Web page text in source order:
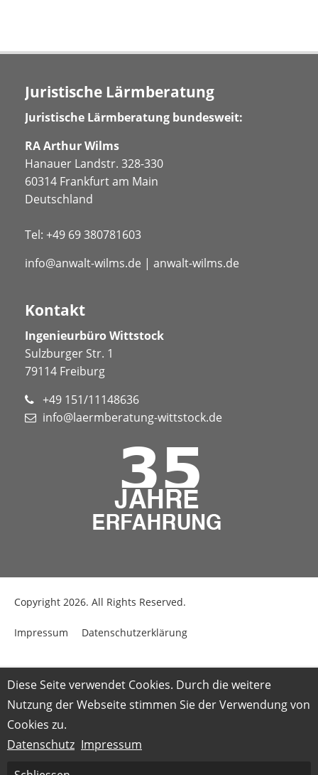
Juristische Lärmberatung
Juristische Lärmberatung bundesweit:
RA Arthur Wilms
Hanauer Landstr. 328-330
60314 Frankfurt am Main
Deutschland
Tel: +49 69 380781603
info@anwalt-wilms.de | anwalt-wilms.de
Kontakt
Ingenieurbüro Wittstock
Sulzburger Str. 1
79114 Freiburg
+49 151/11148636
info@laermberatung-wittstock.de
Copyright 2026. All Rights Reserved.
Impressum Datenschutzerklärung
Diese Seite verwendet Cookies. Durch die weitere
Nutzung der Webseite stimmen Sie der Verwendung von
Cookies zu.
Datenschutz Impressum